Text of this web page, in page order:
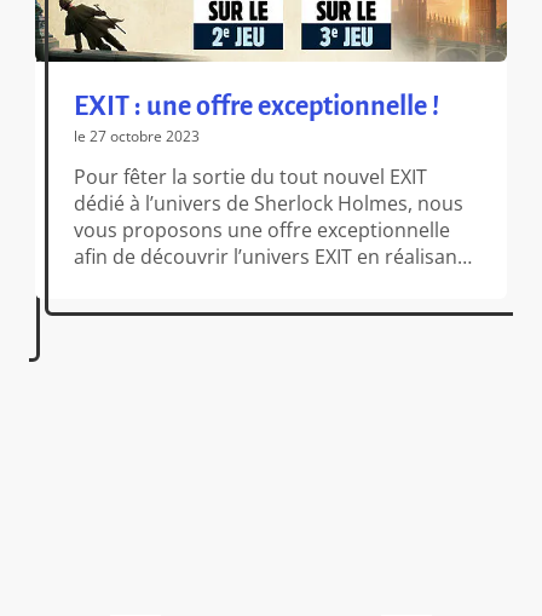
EXIT : une offre exceptionnelle !
le 27 octobre 2023
Pour fêter la sortie du tout nouvel EXIT
dédié à l’univers de Sherlock Holmes, nous
vous proposons une offre exceptionnelle
afin de découvrir l’univers EXIT en réalisant
novembre, dans toutes les boutiques